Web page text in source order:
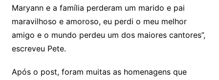
Maryann e a família perderam um marido e pai
maravilhoso e amoroso, eu perdi o meu melhor
amigo e o mundo perdeu um dos maiores cantores”,
escreveu Pete.
Após o post, foram muitas as homenagens que